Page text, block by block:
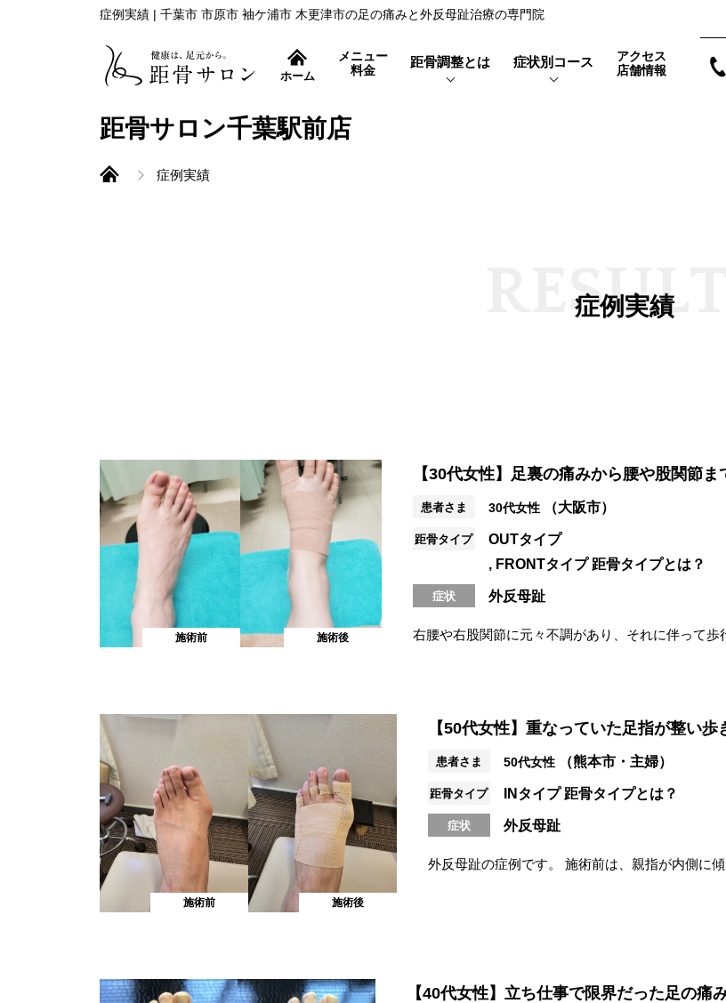
ホーム
メニュー
料金
距骨調整とは 症状別コース
症状別コース
歩くと爪が痛い
すっきり爽快！フットケア
夜になるとむくみが辛い
靴下の後が残る
アクセス
店舗情報
症例実績 | 千葉市 市原市 袖ケ浦市 木更津市の足の痛みと外反母趾治療の専門院
距骨サロン千葉駅前店
症例実績
症例実績
SUL
施術前 施術後
【30代女性】足裏の痛みから腰や股関節ま
患者さま 30代女性（大阪市）
距骨タイプ
OUTタイプ
FRONTタイプ 距骨タイプとは？
症状 外反母趾
右腰や右股関節に元々不調があり、それに伴って
施術前 施術後
【50代女性】重なっていた足指が整い歩
患者さま 50代女性（熊本市・主婦）
距骨タイプ INタイプ 距骨タイプとは？
症状 外反母趾
外反母趾の症例です。 施術前は、親指が内側に
【40代女性】立ち仕事で限界だった足の痛